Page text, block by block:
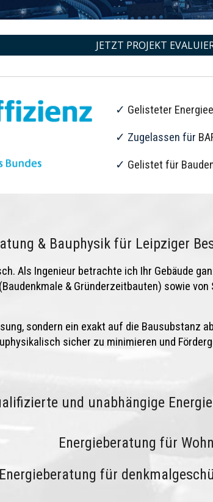
JETZT PROJEKT
✓ Gelisteter
✓ Zugelassen für
✓ Gelistet für
& Bauphysik für Leipziger
Als Ingenieur betrachte ich Ihr Gebäude
& Gründerzeitbauten) sowie
sondern ein exakt auf die Bausubstanz
sicher zu minimieren und
und unabhängige
Energieberatung für
Energieberatung für